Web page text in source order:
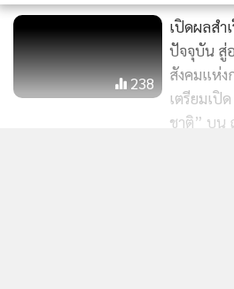
พัฒนาการเรียนรู้ของสังคมไทยที่ขยับ
พื้นที่สาธารณะ โดยใช้การเล่น ความส
ร่วมของครอบครัวเป็นฐานสำคัญ ซึ่งส
OKMD ในการขับเคลื่อนสังคมการเรี
พัฒนาศักยภาพเด็กและเยาวชนอย่าง
238
เปิดผลสำ
ปัจจุบัน สู่
สังคมแห่ง
เตรียมเปิ
ชาติ” บน